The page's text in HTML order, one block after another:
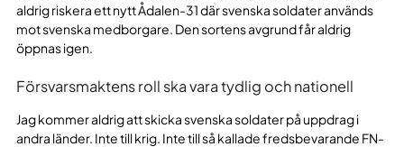
aldrig riskera ett nytt Ådalen-31 där svenska soldater används
mot svenska medborgare. Den sortens avgrund får aldrig
öppnas igen.
Försvarsmaktens roll ska vara tydlig och nationell
Jag kommer aldrig att skicka svenska soldater på uppdrag i
andra länder. Inte till krig. Inte till så kallade fredsbevarande FN-